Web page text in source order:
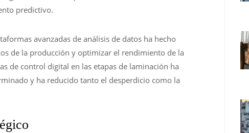
predictivo.
avanzadas de análisis de datos ha hecho
de la producción y optimizar el rendimiento de la
de control digital en las etapas de laminación ha
y ha reducido tanto el desperdicio como la